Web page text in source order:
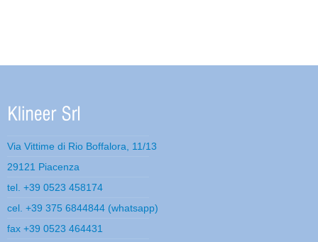
Via Vittime di Rio Boffalora, 11/13
29121 Piacenza
tel. +39 0523 458174
cel. +39 375 6844844 (whatsapp)
fax +39 0523 464431